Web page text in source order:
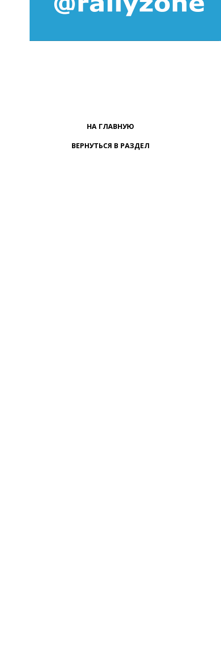
НА ГЛАВНУЮ
ВЕРНУТЬСЯ В РАЗДЕЛ